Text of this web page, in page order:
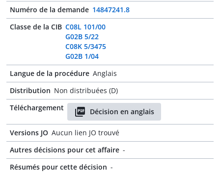
Numéro de la demande 14847241.8
Classe de la CIB C08L 101/00
G02B 5/22
C08K 5/3475
G02B 1/04
Langue de la procédure Anglais
Distribution Non distribuées (D)
Téléchargement
Décision en anglais
Versions JO Aucun lien JO trouvé
Autres décisions pour cet affaire -
Résumés pour cette décision -